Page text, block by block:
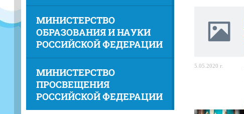
МИНИСТЕРСТВО
ОБРАЗОВАНИЯ И НАУКИ
РОССИЙСКОЙ ФЕДЕРАЦИИ
МИНИСТЕРСТВО
ПРОСВЕЩЕНИЯ
РОССИЙСКОЙ ФЕДЕРАЦИИ
5.05.2020 г.